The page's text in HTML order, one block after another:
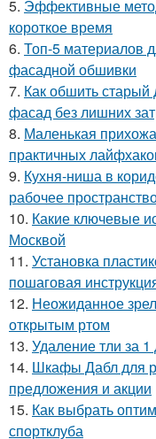
5. Эффективные
короткое время
6. Топ-5 материалов
фасадной обшивки
7. Как обшить
фасад без лишних
8. Маленькая
практичных
9. Кухня-ниша в
рабочее
10. Какие ключевые
Москвой
11. Установка
пошаговая
12. Неожиданное
открытым ртом
13. Удаление тли за
14. Шкафы Дабл для
предложения и акции
15. Как выбрать
спортклуба